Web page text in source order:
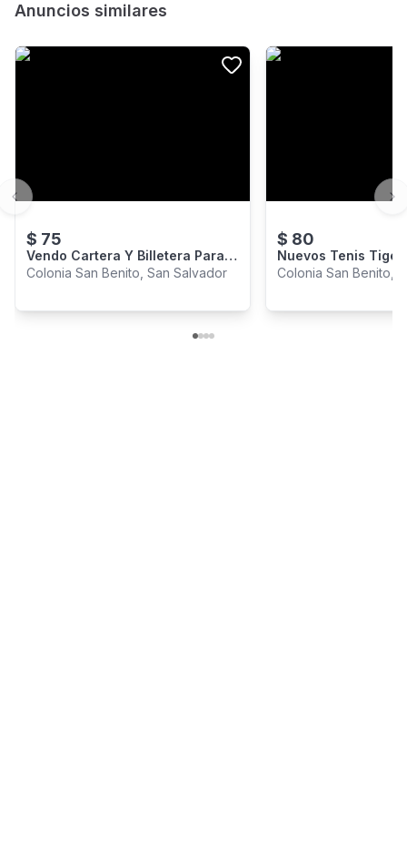
Anuncios similares
$ 75
Vendo Cartera Y Billetera Para
Dama Louis Vuitton
Colonia San Benito, San Salvador
$ 80
Nuevos Tenis Tiger
Colonia San Benito,
Previous slide